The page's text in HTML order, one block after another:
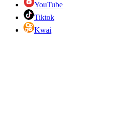
YouTube
Tiktok
Kwai